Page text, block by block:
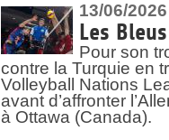
13/06/2026
Les
Pour son
contre la Turquie en
Volleyball Nations
avant d’affronter
à Ottawa (Canada).